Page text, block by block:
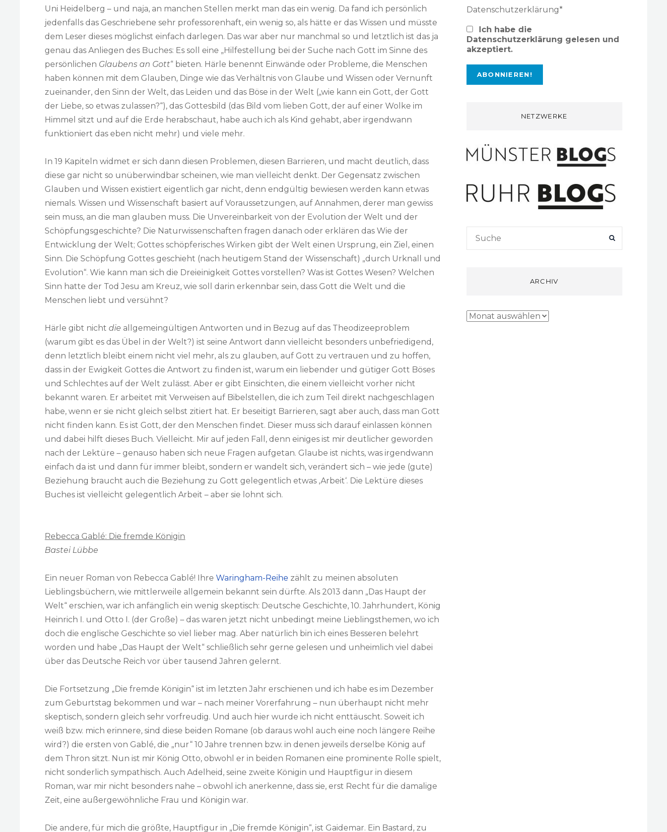
Uni Heidelberg – und naja, an manchen Stellen merkt man das ein wenig. Da fand ich persönlich
jedenfalls das Geschriebene sehr professorenhaft, ein wenig so, als hätte er das Wissen und müsste
dem Leser dieses möglichst einfach darlegen. Das war aber nur manchmal so und letztlich ist das ja
genau das Anliegen des Buches: Es soll eine „Hilfestellung bei der Suche nach Gott im Sinne des
persönlichen Glaubens an Gott“ bieten. Härle benennt Einwände oder Probleme, die Menschen
haben können mit dem Glauben, Dinge wie das Verhältnis von Glaube und Wissen oder Vernunft
zueinander, den Sinn der Welt, das Leiden und das Böse in der Welt („wie kann ein Gott, der Gott
der Liebe, so etwas zulassen?“), das Gottesbild (das Bild vom lieben Gott, der auf einer Wolke im
Himmel sitzt und auf die Erde herabschaut, habe auch ich als Kind gehabt, aber irgendwann
funktioniert das eben nicht mehr) und viele mehr.
In 19 Kapiteln widmet er sich dann diesen Problemen, diesen Barrieren, und macht deutlich, dass
diese gar nicht so unüberwindbar scheinen, wie man vielleicht denkt. Der Gegensatz zwischen
Glauben und Wissen existiert eigentlich gar nicht, denn endgültig bewiesen werden kann etwas
niemals. Wissen und Wissenschaft basiert auf Voraussetzungen, auf Annahmen, derer man gewiss
sein muss, an die man glauben muss. Die Unvereinbarkeit von der Evolution der Welt und der
Schöpfungsgeschichte? Die Naturwissenschaften fragen danach oder erklären das Wie der
Entwicklung der Welt; Gottes schöpferisches Wirken gibt der Welt einen Ursprung, ein Ziel, einen
Sinn. Die Schöpfung Gottes geschieht (nach heutigem Stand der Wissenschaft) „durch Urknall und
Evolution“. Wie kann man sich die Dreieinigkeit Gottes vorstellen? Was ist Gottes Wesen? Welchen
Sinn hatte der Tod Jesu am Kreuz, wie soll darin erkennbar sein, dass Gott die Welt und die
Menschen liebt und versühnt?
Härle gibt nichtdie allgemeingültigen Antworten und in Bezug auf das Theodizeeproblem
(warum gibt es das Übel in der Welt?) ist seine Antwort dann vielleicht besonders unbefriedigend,
denn letztlich bleibt einem nicht viel mehr, als zu glauben, auf Gott zu vertrauen und zu hoffen,
dass in der Ewigkeit Gottes die Antwort zu finden ist, warum ein liebender und gütiger Gott Böses
und Schlechtes auf der Welt zulässt. Aber er gibt Einsichten, die einem vielleicht vorher nicht
bekannt waren. Er arbeitet mit Verweisen auf Bibelstellen, die ich zum Teil direkt nachgeschlagen
habe, wenn er sie nicht gleich selbst zitiert hat. Er beseitigt Barrieren, sagt aber auch, dass man Gott
nicht finden kann. Es ist Gott, der den Menschen findet. Dieser muss sich darauf einlassen können
und dabei hilft dieses Buch. Vielleicht. Mir auf jeden Fall, denn einiges ist mir deutlicher geworden
nach der Lektüre – genauso haben sich neue Fragen aufgetan. Glaube ist nichts, was irgendwann
einfach da ist und dann für immer bleibt, sondern er wandelt sich, verändert sich – wie jede (gute)
Beziehung braucht auch die Beziehung zu Gott gelegentlich etwas ‚Arbeit‘. Die Lektüre dieses
Buches ist vielleicht gelegentlich Arbeit – aber sie lohnt sich.
Rebecca Gablé: Die fremde Königin
Bastei Lübbe
Ein neuer Roman von Rebecca Gablé! IhreWaringham-Reihe zählt zu meinen absoluten
Lieblingsbüchern, wie mittlerweile allgemein bekannt sein dürfte. Als 2013 dann „Das Haupt der
Welt“ erschien, war ich anfänglich ein wenig skeptisch: Deutsche Geschichte, 10. Jahrhundert, König
Heinrich I. und Otto I. (der Große) – das waren jetzt nicht unbedingt meine Lieblingsthemen, wo ich
doch die englische Geschichte so viel lieber mag. Aber natürlich bin ich eines Besseren belehrt
worden und habe „Das Haupt der Welt“ schließlich sehr gerne gelesen und unheimlich viel dabei
über das Deutsche Reich vor über tausend Jahren gelernt.
Die Fortsetzung „Die fremde Königin“ ist im letzten Jahr erschienen und ich habe es im Dezember
zum Geburtstag bekommen und war – nach meiner Vorerfahrung – nun überhaupt nicht mehr
skeptisch, sondern gleich sehr vorfreudig. Und auch hier wurde ich nicht enttäuscht. Soweit ich
weiß bzw. mich erinnere, sind diese beiden Romane (ob daraus wohl auch eine noch längere Reihe
wird?) die ersten von Gablé, die „nur“ 10 Jahre trennen bzw. in denen jeweils derselbe König auf
dem Thron sitzt. Nun ist mir König Otto, obwohl er in beiden Romanen eine prominente Rolle spielt,
nicht sonderlich sympathisch. Auch Adelheid, seine zweite Königin und Hauptfigur in diesem
Roman, war mir nicht besonders nahe – obwohl ich anerkenne, dass sie, erst Recht für die damalige
Zeit, eine außergewöhnliche Frau und Königin war.
Die andere, für mich die größte, Hauptfigur in „Die fremde Königin“, ist Gaidemar. Ein Bastard, zu
Datenschutzerklärung*
Ich habe die
Datenschutzerklärung gelesen und
akzeptiert.
NETZWERKE
Search
ARCHIV
Archiv